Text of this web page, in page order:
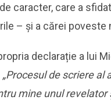
caracter, care a
– și a cărei poveste
declarație a lui
„Procesul de scriere al
mine unul revelator